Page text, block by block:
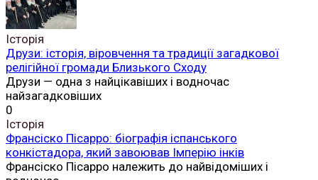
Історія
Друзи: історія, віровчення та традиції загадкової
релігійної громади Близького Сходу
Друзи — одна з найцікавіших і водночас
найзагадковіших
0
Історія
Франсіско Пісарро: біографія іспанського
конкістадора, який завоював Імперію інків
Франсіско Пісарро належить до найвідоміших і